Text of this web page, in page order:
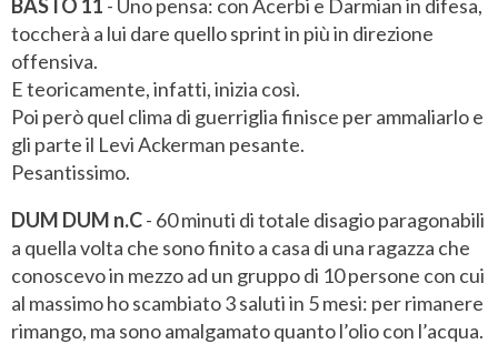
BASTO 11 - Uno pensa: con Acerbi e Darmian in difesa,
toccherà a lui dare quello sprint in più in direzione
offensiva.
E teoricamente, infatti, inizia così.
Poi però quel clima di guerriglia finisce per ammaliarlo e
gli parte il Levi Ackerman pesante.
Pesantissimo.
DUM DUM n.C- 60 minuti di totale disagio paragonabili
a quella volta che sono finito a casa di una ragazza che
conoscevo in mezzo ad un gruppo di 10 persone con cui
al massimo ho scambiato 3 saluti in 5 mesi: per rimanere
rimango, ma sono amalgamato quanto l’olio con l’acqua.